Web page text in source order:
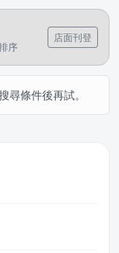
序
店面刊登
尋條件後再試。